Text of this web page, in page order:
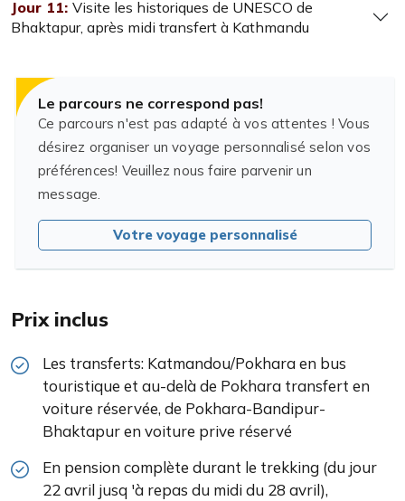
Jour 11: Visite les historiques de UNESCO de
Bhaktapur, après midi transfert à Kathmandu
Le parcours ne correspond pas!
Ce parcours n'est pas adapté à vos attentes ! Vous
désirez organiser un voyage personnalisé selon vos
préférences! Veuillez nous faire parvenir un
message.
Votre voyage personnalisé
Prix inclus
Les transferts: Katmandou/Pokhara en bus
touristique et au-delà de Pokhara transfert en
voiture réservée, de Pokhara-Bandipur-
Bhaktapur en voiture prive réservé
En pension complète durant le trekking (du jour
22 avril jusq 'à repas du midi du 28 avril),